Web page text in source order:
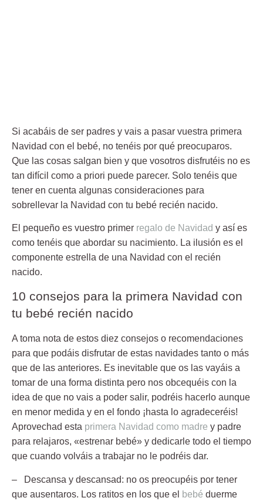
Si acabáis de ser padres y vais a pasar vuestra primera
Navidad con el bebé, no tenéis por qué preocuparos.
Que las cosas salgan bien y que vosotros disfrutéis no es
tan difícil como a priori puede parecer. Solo tenéis que
tener en cuenta algunas consideraciones para
sobrellevar la Navidad con tu bebé recién nacido.
El pequeño es vuestro primer regalo de Navidad y así es
como tenéis que abordar su nacimiento. La ilusión es el
componente estrella de una Navidad con el recién
nacido.
10 consejos para la primera Navidad con
tu bebé recién nacido
A toma nota de estos diez consejos o recomendaciones
para que podáis disfrutar de estas navidades tanto o más
que de las anteriores. Es inevitable que os las vayáis a
tomar de una forma distinta pero nos obcequéis con la
idea de que no vais a poder salir, podréis hacerlo aunque
en menor medida y en el fondo ¡hasta lo agradeceréis!
Aprovechad esta primera Navidad como madre y padre
para relajaros, «estrenar bebé» y dedicarle todo el tiempo
que cuando volváis a trabajar no le podréis dar.
– Descansa y descansad: no os preocupéis por tener
que ausentaros. Los ratitos en los que el bebé duerme